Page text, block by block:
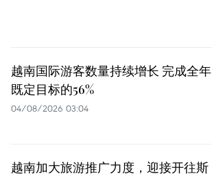
越南国际游客数量持续增长 完成全年
既定目标的56%
04/08/2026 03:04
越南加大旅游推广力度，迎接开往斯